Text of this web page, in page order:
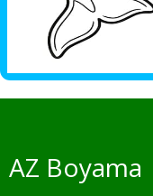
AZ Boyama